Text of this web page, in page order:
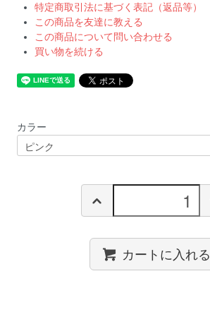
特定商取引法に基づく表記（返品等）
この商品を友達に教える
この商品について問い合わせる
買い物を続ける
カラー
カートに入れる